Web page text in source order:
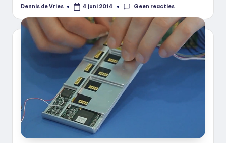
Geplaatst
Dennis de Vries 4 juni 2014 Geen reacties